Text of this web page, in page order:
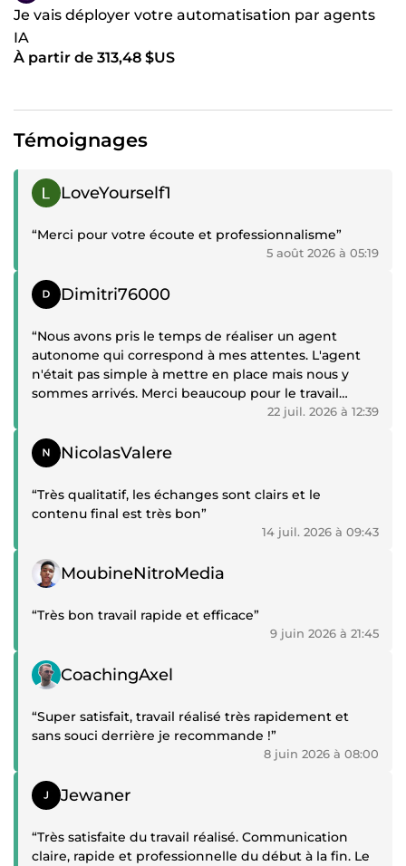
Je vais déployer votre automatisation par agents
IA
À partir de 313,48 $US
Témoignages
Témoignage positif
LoveYourself1
“Merci pour votre écoute et professionnalisme”
5 août 2026 à 05:19
Témoignage positif
Dimitri76000
“Nous avons pris le temps de réaliser un agent
autonome qui correspond à mes attentes. L'agent
n'était pas simple à mettre en place mais nous y
sommes arrivés. Merci beaucoup pour le travail
22 juil. 2026 à 12:39
Témoignage positif
NicolasValere
“Très qualitatif, les échanges sont clairs et le
contenu final est très bon”
14 juil. 2026 à 09:43
Témoignage positif
MoubineNitroMedia
“Très bon travail rapide et efficace”
9 juin 2026 à 21:45
Témoignage positif
CoachingAxel
“Super satisfait, travail réalisé très rapidement et
sans souci derrière je recommande !”
8 juin 2026 à 08:00
Témoignage positif
Jewaner
“Très satisfaite du travail réalisé. Communication
claire, rapide et professionnelle du début à la fin. Le